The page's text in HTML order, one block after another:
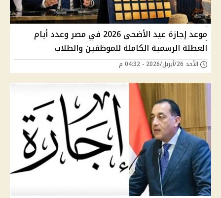
موعد إجازة عيد الأضحى 2026 في مصر وعدد أيام
العطلة الرسمية الكاملة للموظفين والطلاب
الأحد 26/أبريل/2026 - 04:32 م